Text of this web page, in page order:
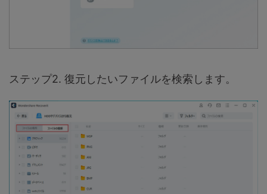
ステップ2. 復元したいファイルを検索します。